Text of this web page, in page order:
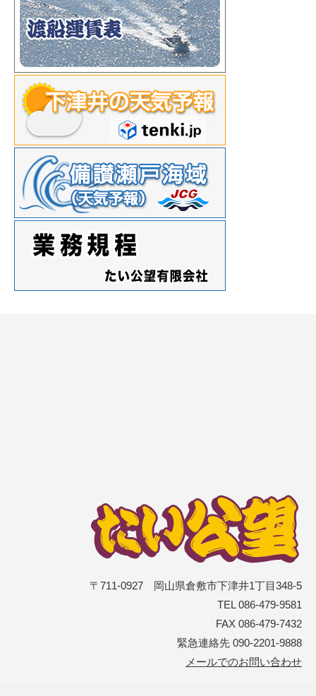
〒711-0927 岡山県倉敷市下津井1丁目348-5
TEL 086-479-9581
FAX 086-479-7432
緊急連絡先 090-2201-9888
メールでのお問い合わせ